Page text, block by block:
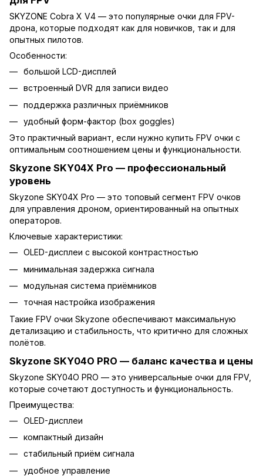
SKYZONE Cobra X V4 — это популярные очки для FPV-
дрона, которые подходят как для новичков, так и для
опытных пилотов.
Особенности:
большой LCD-дисплей
встроенный DVR для записи видео
поддержка различных приёмников
удобный форм-фактор (box goggles)
Это практичный вариант, если нужно купить FPV очки с
оптимальным соотношением цены и функциональности.
Skyzone SKY04X Pro — профессиональный
уровень
Skyzone SKY04X Pro — это топовый сегмент FPV очков
для управления дроном, ориентированный на опытных
операторов.
Ключевые характеристики:
OLED-дисплеи с высокой контрастностью
минимальная задержка сигнала
модульная система приёмников
точная настройка изображения
Такие FPV очки Skyzone обеспечивают максимальную
детализацию и стабильность, что критично для сложных
полётов.
Skyzone SKY04O PRO — баланс качества и цены
Skyzone SKY04O PRO — это универсальные очки для FPV,
которые сочетают доступность и функциональность.
Преимущества:
OLED-дисплеи
компактный дизайн
стабильный приём сигнала
удобное управление